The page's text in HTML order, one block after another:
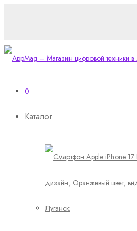
0
Каталог